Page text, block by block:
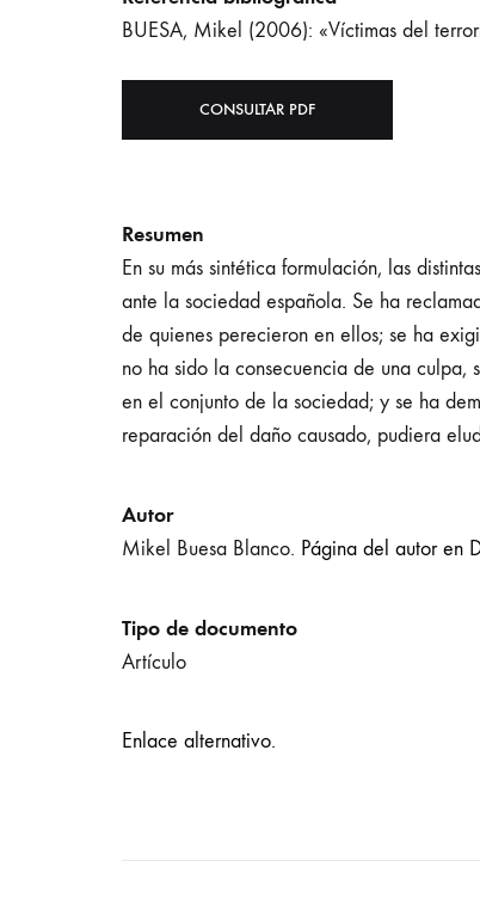
BUESA, Mikel (2006): «Víctimas del
CONSULTAR PDF
Resumen
En su más sintética formulación, las
ante la sociedad española. Se ha
de quienes perecieron en ellos; se ha
no ha sido la consecuencia de una culpa,
en el conjunto de la sociedad; y se ha
reparación del daño causado, pudiera
Autor
Mikel Buesa Blanco. Página del autor en
Tipo de documento
Artículo
Enlace alternativo.